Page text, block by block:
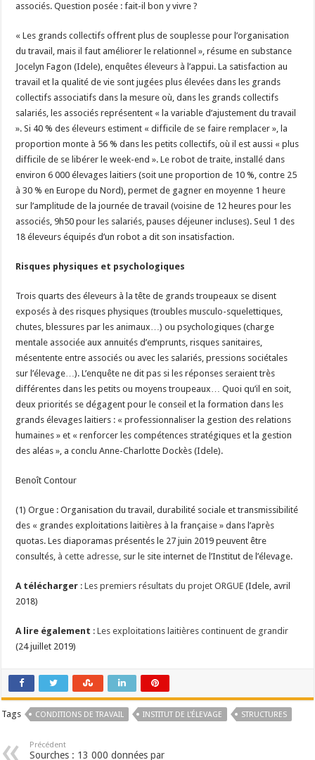
associés. Question posée : fait-il bon y vivre ?
« Les grands collectifs offrent plus de souplesse pour l’organisation
du travail, mais il faut améliorer le relationnel », résume en substance
Jocelyn Fagon (Idele), enquêtes éleveurs à l’appui. La satisfaction au
travail et la qualité de vie sont jugées plus élevées dans les grands
collectifs associatifs dans la mesure où, dans les grands collectifs
salariés, les associés représentent « la variable d’ajustement du travail
». Si 40 % des éleveurs estiment « difficile de se faire remplacer », la
proportion monte à 56 % dans les petits collectifs, où il est aussi « plus
difficile de se libérer le week-end ». Le robot de traite, installé dans
environ 6 000 élevages laitiers (soit une proportion de 10 %, contre 25
à 30 % en Europe du Nord), permet de gagner en moyenne 1 heure
sur l’amplitude de la journée de travail (voisine de 12 heures pour les
associés, 9h50 pour les salariés, pauses déjeuner incluses). Seul 1 des
18 éleveurs équipés d’un robot a dit son insatisfaction.
Risques physiques et psychologiques
Trois quarts des éleveurs à la tête de grands troupeaux se disent
exposés à des risques physiques (troubles musculo-squelettiques,
chutes, blessures par les animaux…) ou psychologiques (charge
mentale associée aux annuités d’emprunts, risques sanitaires,
mésentente entre associés ou avec les salariés, pressions sociétales
sur l’élevage…). L’enquête ne dit pas si les réponses seraient très
différentes dans les petits ou moyens troupeaux… Quoi qu’il en soit,
deux priorités se dégagent pour le conseil et la formation dans les
grands élevages laitiers : « professionnaliser la gestion des relations
humaines » et « renforcer les compétences stratégiques et la gestion
des aléas », a conclu Anne-Charlotte Dockès (Idele).
Benoît Contour
(1) Orgue : Organisation du travail, durabilité sociale et transmissibilité
des « grandes exploitations laitières à la française » dans l’après
quotas. Les diaporamas présentés le 27 juin 2019 peuvent être
consultés, à cette adresse, sur le site internet de l’Institut de l’élevage.
A télécharger :Les premiers résultats du projet ORGUE (Idele, avril
2018)
A lire également :Les exploitations laitières continuent de grandir
(24 juillet 2019)
Tags CONDITIONS DE TRAVAIL INSTITUT DE L'ÉLEVAGE STRUCTURES
Précédent
Sourches : 13 000 données par